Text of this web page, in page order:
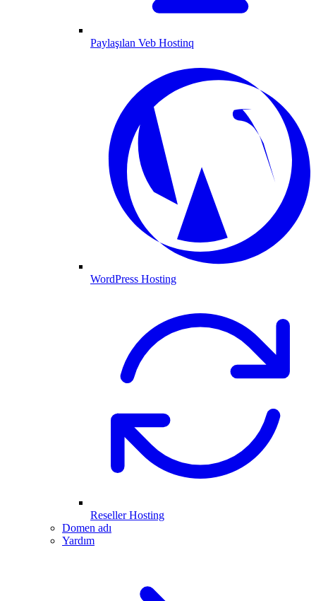
Paylaşılan Veb Hostinq
WordPress Hosting
Reseller Hosting
Domen adı
Yardım